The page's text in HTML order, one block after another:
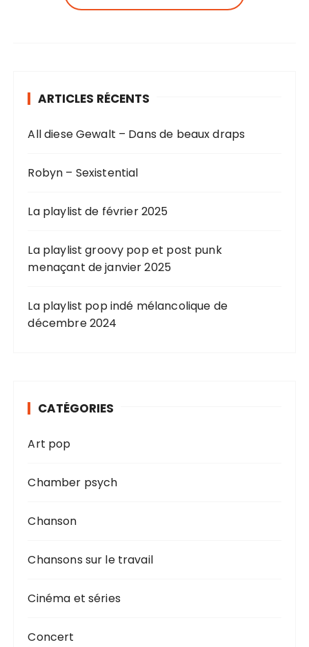
ARTICLES RÉCENTS
All diese Gewalt – Dans de beaux draps
Robyn – Sexistential
La playlist de février 2025
La playlist groovy pop et post punk
menaçant de janvier 2025
La playlist pop indé mélancolique de
décembre 2024
CATÉGORIES
Art pop
Chamber psych
Chanson
Chansons sur le travail
Cinéma et séries
Concert